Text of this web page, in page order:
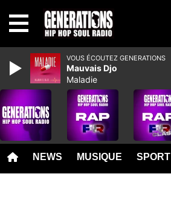
NEWS MUSIQUE SPORT
VOUS ÉCOUTEZ GENERATIONS
Mauvais Djo
Maladie